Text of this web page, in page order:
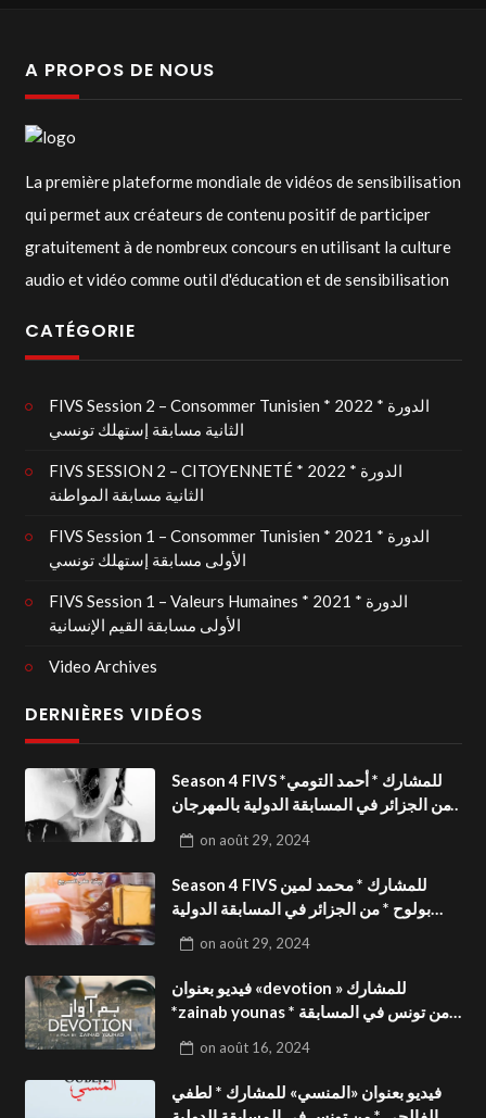
A PROPOS DE NOUS
La première plateforme mondiale de vidéos de sensibilisation
qui permet aux créateurs de contenu positif de participer
gratuitement à de nombreux concours en utilisant la culture
audio et vidéo comme outil d'éducation et de sensibilisation
CATÉGORIE
FIVS Session 2 – Consommer Tunisien * 2022 * الدورة
الثانية مسابقة إستهلك تونسي
FIVS SESSION 2 – CITOYENNETÉ * 2022 * الدورة
الثانية مسابقة المواطنة
FIVS Session 1 – Consommer Tunisien * 2021 * الدورة
الأولى مسابقة إستهلك تونسي
FIVS Session 1 – Valeurs Humaines * 2021 * الدورة
الأولى مسابقة القيم الإنسانية
Video Archives
DERNIÈRES VIDÉOS
Season 4 FIVS للمشارك * أحمد التومي*
من الجزائر في المسابقة الدولية بالمهرجان
»فيديو بعنوان
on août 29, 2024
Season 4 FIVS للمشارك * محمد لمين
بولوح * من الجزائر في المسابقة الدولية
بالمهرجان الدولي للفيدوهات
on août 29, 2024
فيديو بعنوان «devotion » للمشارك
*zainab younas * من تونس في المسابقة
التوعوية Season 4 FIVS
on août 16, 2024
فيديو بعنوان «المنسي» للمشارك * لطفي